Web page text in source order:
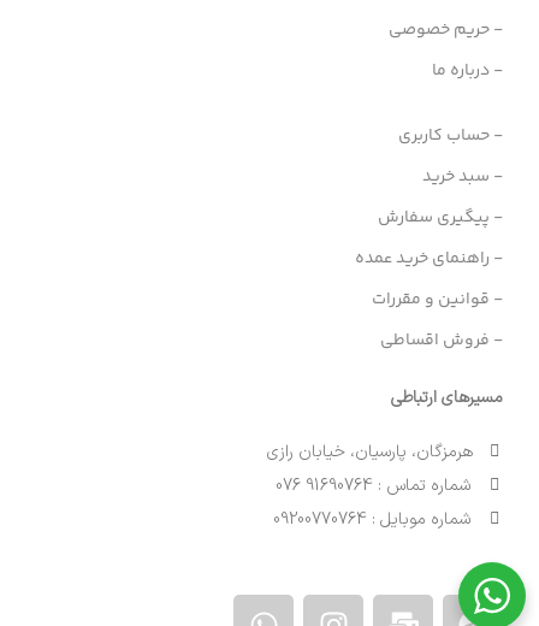
- حریم خصوصی
- درباره ما
- حساب کاربری
- سبد خرید
- پیگیری سفارش
- راهنمای خرید عمده
- قوانین و مقررات
- فروش اقساطی
مسیرهای ارتباطی
هرمزگان، پارسیان، خیابان رازی
شماره تماس : 91690764 076
شماره موبایل : 09200770764